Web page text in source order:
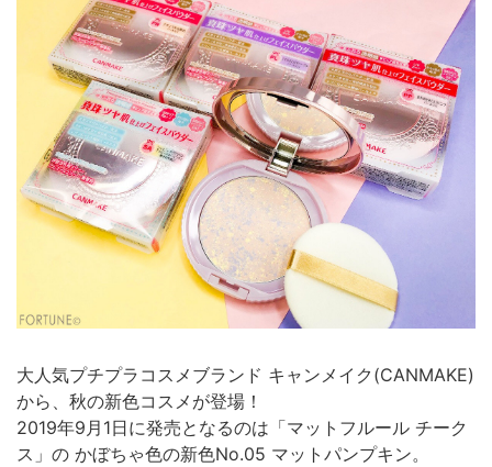
大人気プチプラコスメブランド キャンメイク(CANMAKE)
から、秋の新色コスメが登場！
2019年9月1日に発売となるのは「マットフルール チーク
ス」の かぼちゃ色の新色No.05 マットパンプキン。